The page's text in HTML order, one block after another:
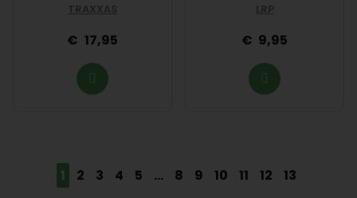
TRAXXAS
17,95
LRP
9,95
1 2 3 4 5 ... 8 9 10 11 12 13